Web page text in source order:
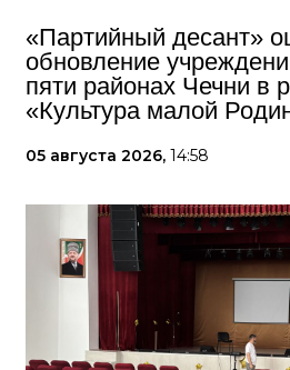
«Партийный десант»
обновление
пяти районах Чечни в
«Культура малой
05 августа 2026, 14:58